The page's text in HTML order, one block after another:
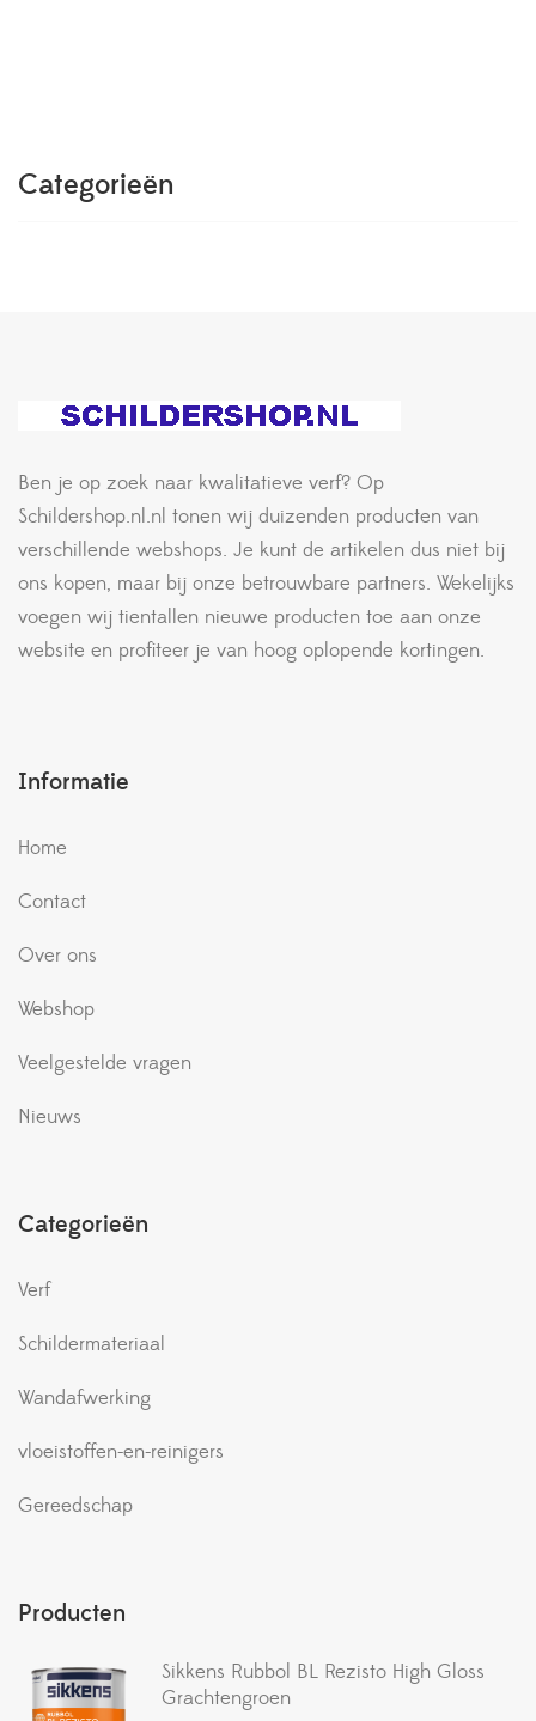
Categorieën
Ben je op zoek naar kwalitatieve verf? Op
Schildershop.nl.nl tonen wij duizenden producten van
verschillende webshops. Je kunt de artikelen dus niet bij
ons kopen, maar bij onze betrouwbare partners. Wekelijks
voegen wij tientallen nieuwe producten toe aan onze
website en profiteer je van hoog oplopende kortingen.
Informatie
Home
Contact
Over ons
Webshop
Veelgestelde vragen
Nieuws
Categorieën
Verf
Schildermateriaal
Wandafwerking
vloeistoffen-en-reinigers
Gereedschap
Producten
Sikkens Rubbol BL Rezisto High Gloss
Grachtengroen